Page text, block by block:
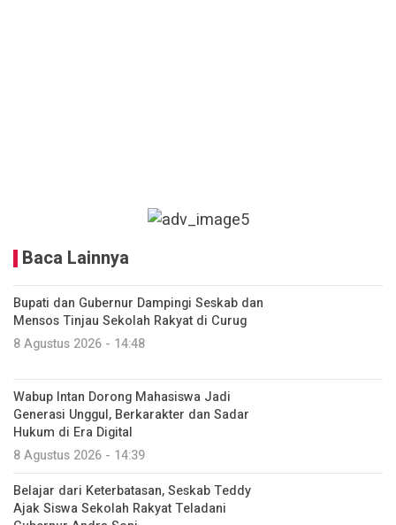
Baca Lainnya
Bupati dan Gubernur Dampingi Seskab dan
Mensos Tinjau Sekolah Rakyat di Curug
8 Agustus 2026 - 14:48
Wabup Intan Dorong Mahasiswa Jadi
Generasi Unggul, Berkarakter dan Sadar
Hukum di Era Digital
8 Agustus 2026 - 14:39
Belajar dari Keterbatasan, Seskab Teddy
Ajak Siswa Sekolah Rakyat Teladani